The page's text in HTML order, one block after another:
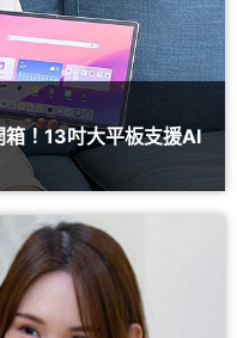
！13吋大平板支援AI